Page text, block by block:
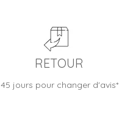
RETOUR
45 jours pour changer d'avis*